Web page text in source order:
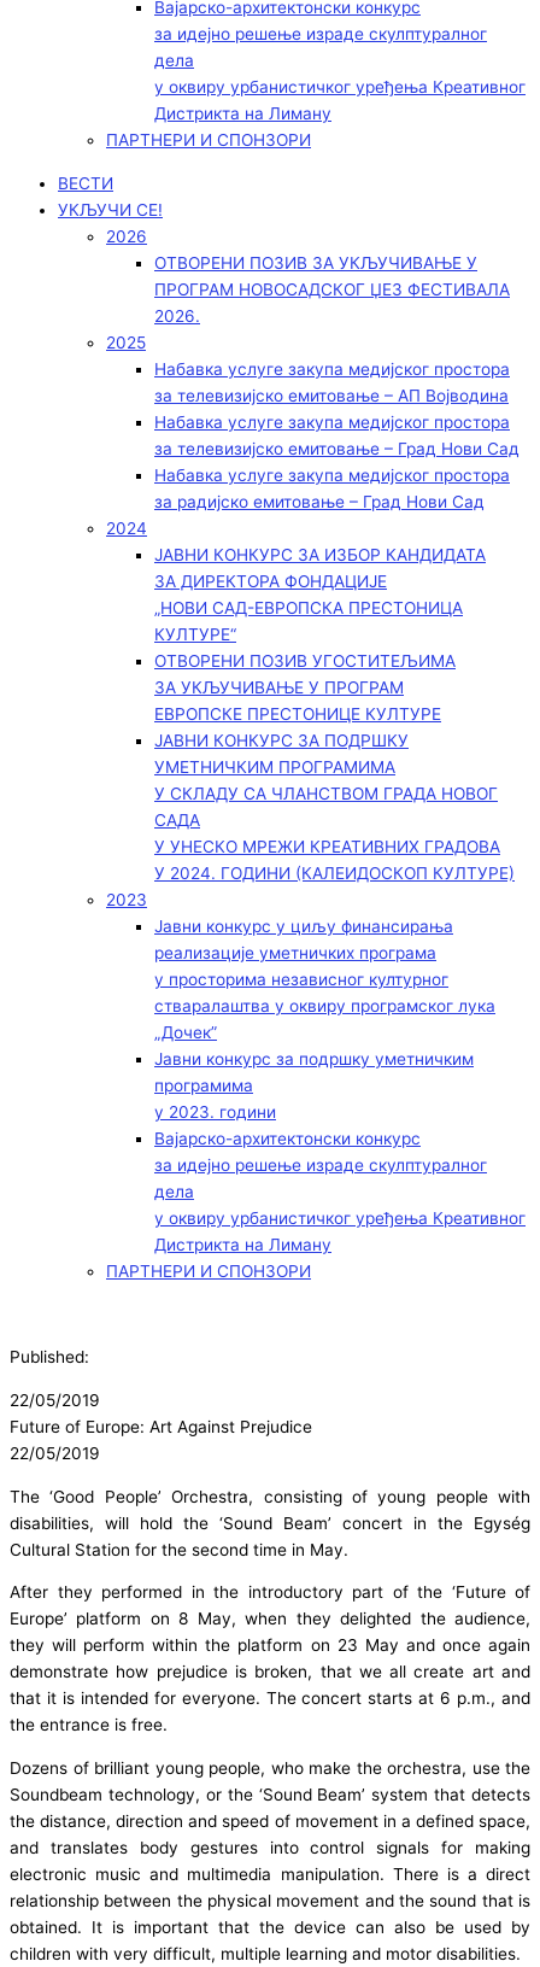
Вајарско-архитектонски конкурс
за идејно решење израде скулптуралног
дела
у оквиру урбанистичког уређења Креативног
Дистрикта на Лиману
ПАРТНЕРИ И СПОНЗОРИ
ВЕСТИ
УКЉУЧИ СЕ!
2026
ОТВОРЕНИ ПОЗИВ ЗА УКЉУЧИВАЊЕ У
ПРОГРАМ НОВОСАДСКОГ ЏЕЗ ФЕСТИВАЛА
2026.
2025
Набавка услуге закупа медијског простора
за телевизијско емитовање – АП Војводинa
Набавка услуге закупа медијског простора
за телевизијско емитовање – Град Нови Сад
Набавка услуге закупа медијског простора
за радијско емитовање – Град Нови Сад
2024
ЈАВНИ КОНКУРС ЗА ИЗБОР КАНДИДАТА
ЗА ДИРЕКТОРА ФОНДАЦИЈЕ
„НОВИ САД-ЕВРОПСКА ПРЕСТОНИЦА
КУЛТУРЕ“
ОТВОРЕНИ ПОЗИВ УГОСТИТЕЉИМА
ЗА УКЉУЧИВАЊЕ У ПРОГРАМ
ЕВРОПСКЕ ПРЕСТОНИЦЕ КУЛТУРЕ
ЈАВНИ КОНКУРС ЗА ПОДРШКУ
УМЕТНИЧКИМ ПРОГРАМИМА
У СКЛАДУ СА ЧЛАНСТВОМ ГРАДА НОВОГ
САДА
У УНЕСКО МРЕЖИ КРЕАТИВНИХ ГРАДОВА
У 2024. ГОДИНИ (КАЛЕИДОСКОП КУЛТУРЕ)
2023
Јавни конкурс у циљу финансирања
реализације уметничких програма
у просторима независног културног
стваралаштва у оквиру програмског лука
„Дочек”
Јавни конкурс за подршку уметничким
програмима
у 2023. години
Вајарско-архитектонски конкурс
за идејно решење израде скулптуралног
дела
у оквиру урбанистичког уређења Креативног
Дистрикта на Лиману
ПАРТНЕРИ И СПОНЗОРИ
Published:
22/05/2019
Future of Europe: Art Against Prejudice
22/05/2019
The ‘Good People’ Orchestra, consisting of young people with
disabilities, will hold the ‘Sound Beam’ concert in the Egység
Cultural Station for the second time in May.
After they performed in the introductory part of the ‘Future of
Europe’ platform on 8 May, when they delighted the audience,
they will perform within the platform on 23 May and once again
demonstrate how prejudice is broken, that we all create art and
that it is intended for everyone. The concert starts at 6 p.m., and
the entrance is free.
Dozens of brilliant young people, who make the orchestra, use the
Soundbeam technology, or the ‘Sound Beam’ system that detects
the distance, direction and speed of movement in a defined space,
and translates body gestures into control signals for making
electronic music and multimedia manipulation. There is a direct
relationship between the physical movement and the sound that is
obtained. It is important that the device can also be used by
children with very difficult, multiple learning and motor disabilities.